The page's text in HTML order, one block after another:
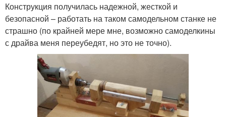
Конструкция получилась надежной, жесткой и
безопасной – работать на таком самодельном станке не
страшно (по крайней мере мне, возможно самоделкины
с драйва меня переубедят, но это не точно).